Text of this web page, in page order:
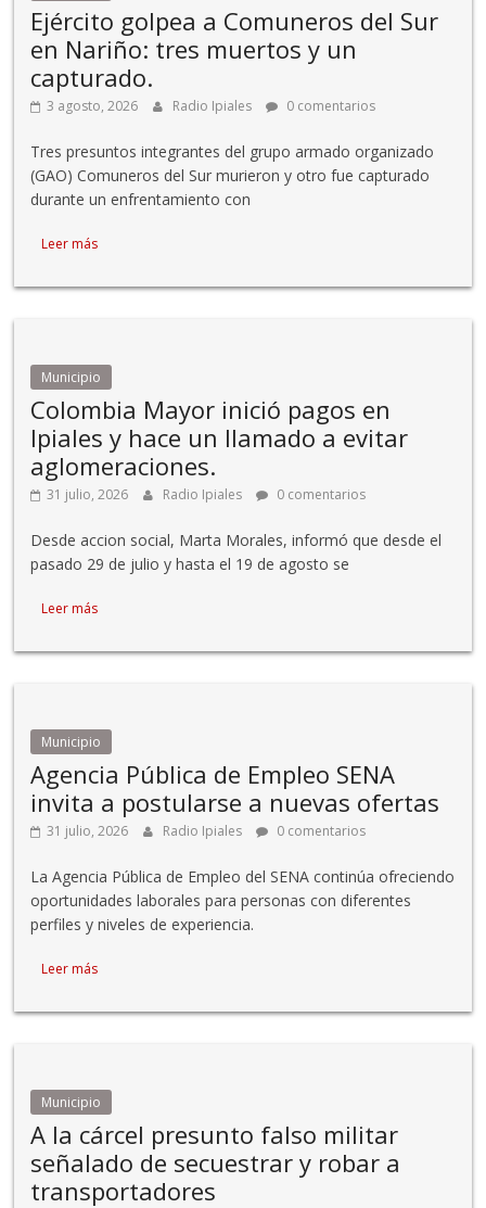
Ejército golpea a Comuneros del Sur
en Nariño: tres muertos y un
capturado.
3 agosto, 2026 Radio Ipiales 0 comentarios
Tres presuntos integrantes del grupo armado organizado
(GAO) Comuneros del Sur murieron y otro fue capturado
durante un enfrentamiento con
Leer más
Municipio
Colombia Mayor inició pagos en
Ipiales y hace un llamado a evitar
aglomeraciones.
31 julio, 2026 Radio Ipiales 0 comentarios
Desde accion social, Marta Morales, informó que desde el
pasado 29 de julio y hasta el 19 de agosto se
Leer más
Municipio
Agencia Pública de Empleo SENA
invita a postularse a nuevas ofertas
31 julio, 2026 Radio Ipiales 0 comentarios
La Agencia Pública de Empleo del SENA continúa ofreciendo
oportunidades laborales para personas con diferentes
perfiles y niveles de experiencia.
Leer más
Municipio
A la cárcel presunto falso militar
señalado de secuestrar y robar a
transportadores